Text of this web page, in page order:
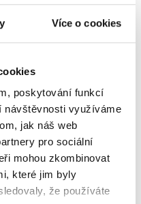
Více o cookies
poskytování funkcí
návštěvnosti využíváme
jak náš web
pro sociální
mohou zkombinovat
které jim byly
že používáteDo